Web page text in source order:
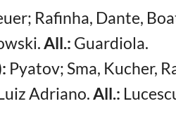
Rafinha, Dante,
All.: Guardiola.
Pyatov; Sma, Kucher,
Adriano.All.: